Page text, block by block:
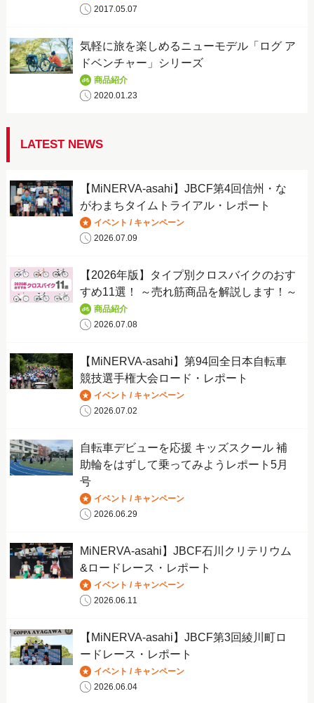
2017.05.07
気軽に旅を楽しめるニューモデル「ログ ア
ドベンチャー」シリーズ
商品紹介
2020.01.23
LATEST NEWS
【MiNERVA-asahi】JBCF第4回信州・な
がわまちタイムトライアル・レポート
イベント / キャンペーン
2026.07.09
【2026年版】タイプ別クロスバイクのおす
すめ11選！ ～売れ筋商品を解説します！～
商品紹介
2026.07.08
【MiNERVA-asahi】第94回全日本自転車
競技選手権大会ロード・レポート
イベント / キャンペーン
2026.07.02
自転車デビューを応援 キッズスクール 補
助輪をはずして乗ってみようレポート5月
号
イベント / キャンペーン
2026.06.29
MiNERVA-asahi】JBCF石川クリテリウム
&ロードレース・レポート
イベント / キャンペーン
2026.06.11
【MiNERVA-asahi】JBCF第3回綾川町ロ
ードレース・レポート
イベント / キャンペーン
2026.06.04